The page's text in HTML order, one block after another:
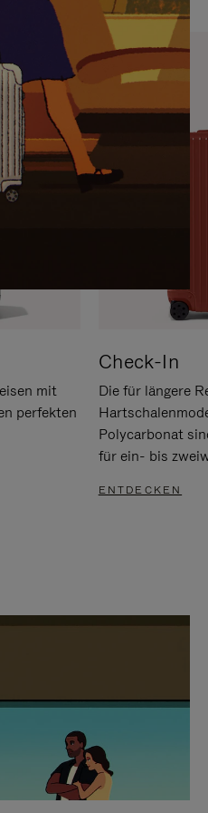
mit
perfekten
Check-In
Die für längere
Polycarbonat
für ein- bis
ENTDECKEN